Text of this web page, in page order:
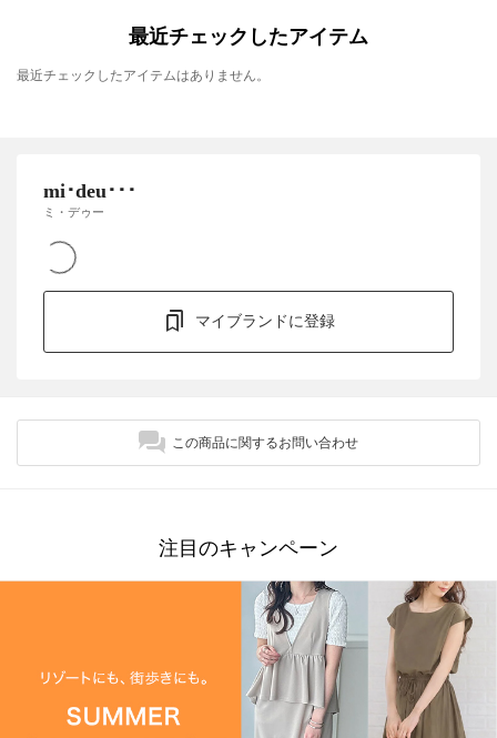
最近チェックしたアイテム
最近チェックしたアイテムはありません。
mi･deu･･･
ミ・デゥー
マイブランドに登録
この商品に関するお問い合わせ
注目のキャンペーン